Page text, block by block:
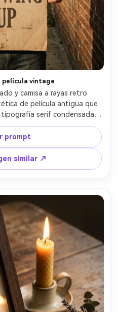
película vintage
y camisa a rayas retro
de película antigua que
serif condensada,
desvanecida, fotografiado
de ladrillo antigua, sol de
f/2, retrato vertical urbano,
sombras naturales, piel
alta resolución --ar 4:5
prompt
similar ↗
IA
100 %
Gratis→